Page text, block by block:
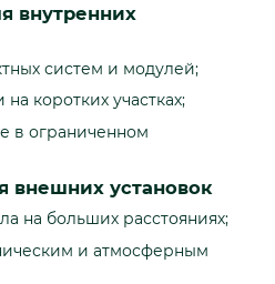
внутренних
систем и модулей;
коротких участках;
в ограниченном
внешних установок
на больших расстояниях;
и атмосферным